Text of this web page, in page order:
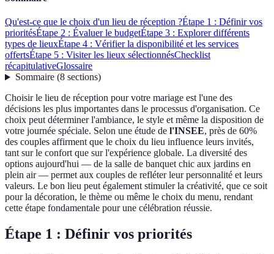
Qu'est-ce que le choix d'un lieu de réception ?Étape 1 : Définir vos
prioritésÉtape 2 : Évaluer le budgetÉtape 3 : Explorer différents
types de lieuxÉtape 4 : Vérifier la disponibilité et les services
offertsÉtape 5 : Visiter les lieux sélectionnésChecklist
récapitulativeGlossaire
Sommaire(8 sections)
Choisir le lieu de réception pour votre mariage est l'une des
décisions les plus importantes dans le processus d'organisation. Ce
choix peut déterminer l'ambiance, le style et même la disposition de
votre journée spéciale. Selon une étude de l'INSEE, près de 60%
des couples affirment que le choix du lieu influence leurs invités,
tant sur le confort que sur l'expérience globale. La diversité des
options aujourd'hui — de la salle de banquet chic aux jardins en
plein air — permet aux couples de refléter leur personnalité et leurs
valeurs. Le bon lieu peut également stimuler la créativité, que ce soit
pour la décoration, le thème ou même le choix du menu, rendant
cette étape fondamentale pour une célébration réussie.
Étape 1 : Définir vos priorités